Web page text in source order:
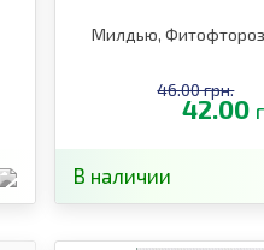
Милдью,
42.00
46.00 грн.
В наличии